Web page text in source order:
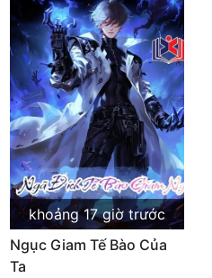
khoảng 17 giờ trước
Ngục Giam Tế Bào Của
Ta